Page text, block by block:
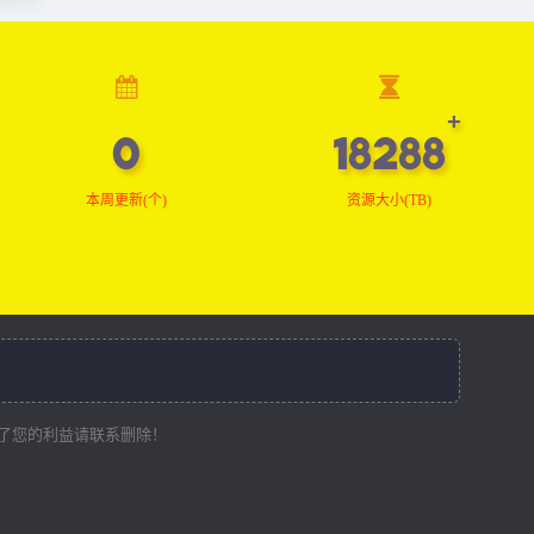
0
本周更新(个)
18410
资源大小(TB)
的利益请联系删除！